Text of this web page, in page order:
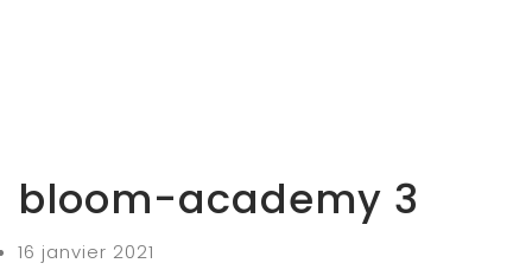
bloom-academy 3
16 janvier 2021